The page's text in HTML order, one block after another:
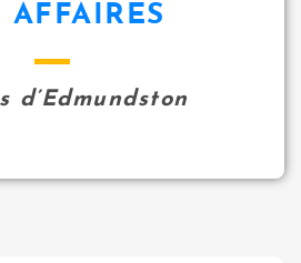
AFFAIRES
d’Edmundston